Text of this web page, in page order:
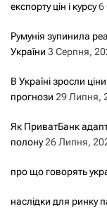
експорту цін і курсу6
Румунія зупинила
України 3 Серпня,
В Україні зросли
прогнози 29 Липня,
Як ПриватБанк
полону26 Липня,
про що говорять
наслідки для ринку